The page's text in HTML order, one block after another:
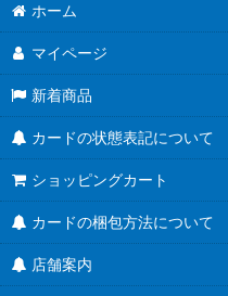
ホーム
マイページ
新着商品
カードの状態表記について
ショッピングカート
カードの梱包方法について
店舗案内